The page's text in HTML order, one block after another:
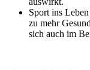
Sport ins
zu mehr
sich auch im